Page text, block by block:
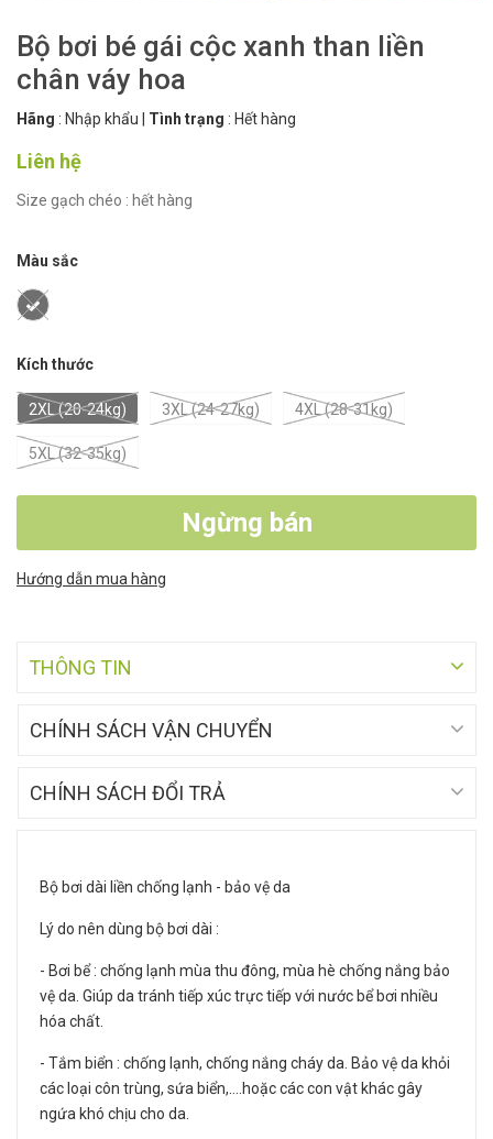
Bộ bơi bé gái cộc xanh than liền
chân váy hoa
Hãng : Nhập khẩu Tình trạng : Hết hàng
Liên hệ
Size gạch chéo : hết hàng
Màu sắc
Kích thước
2XL (20-24kg) 3XL (24-27kg) 4XL (28-31kg)
5XL (32-35kg)
Ngừng bán
Hướng dẫn mua hàng
THÔNG TIN
CHÍNH SÁCH VẬN CHUYỂN
CHÍNH SÁCH ĐỔI TRẢ
Bộ bơi dài liền chống lạnh - bảo vệ da
Lý do nên dùng bộ bơi dài :
- Bơi bể : chống lạnh mùa thu đông, mùa hè chống nắng bảo
vệ da. Giúp da tránh tiếp xúc trực tiếp với nước bể bơi nhiều
hóa chất.
- Tắm biển : chống lạnh, chống nắng cháy da. Bảo vệ da khỏi
các loại côn trùng, sứa biển,....hoặc các con vật khác gây
ngứa khó chịu cho da.